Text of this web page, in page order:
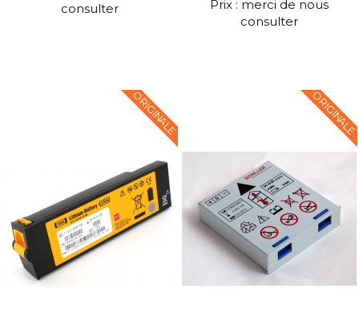
consulter
Prix : merci de nous
consulter
ORIGINALE ORIGINALE